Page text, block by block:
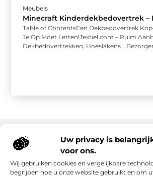
Uw privacy is
voor ons.
Wij gebruiken cookies en vergelijkbare
begrijpen hoe u onze website gebruikt en om
Meubels
Minecraft Kinderdekbedovertrek –
Table of ContentsEen Dekbedovertrek
Je Op Moet Letten!Textiel.com – Ruim
Dekbedovertrekken, Hoeslakens
Onze informatie